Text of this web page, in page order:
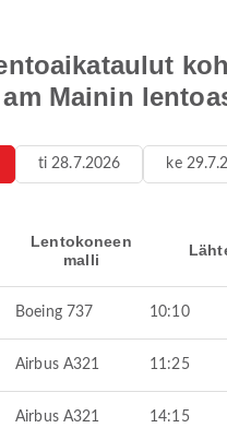
Mainin
ti 28.7.2026 ke
Lentokoneen
malli
Boeing 737 10:10
Airbus A321 11:25
Airbus A321 14:15